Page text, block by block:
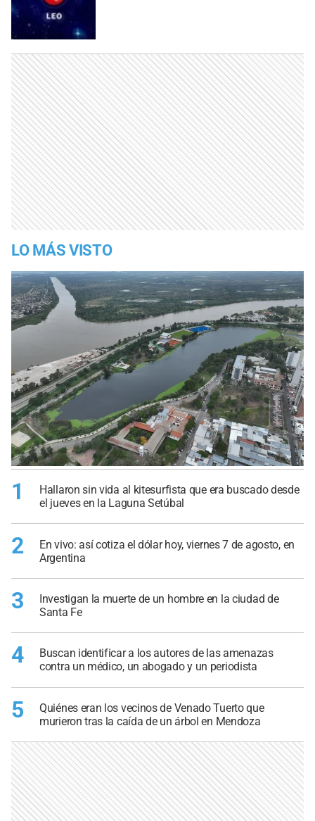
LO MÁS VISTO
1
Hallaron sin vida al kitesurfista que era buscado desde
el jueves en la Laguna Setúbal
2
En vivo: así cotiza el dólar hoy, viernes 7 de agosto, en
Argentina
3
Investigan la muerte de un hombre en la ciudad de
Santa Fe
4
Buscan identificar a los autores de las amenazas
contra un médico, un abogado y un periodista
5
Quiénes eran los vecinos de Venado Tuerto que
murieron tras la caída de un árbol en Mendoza